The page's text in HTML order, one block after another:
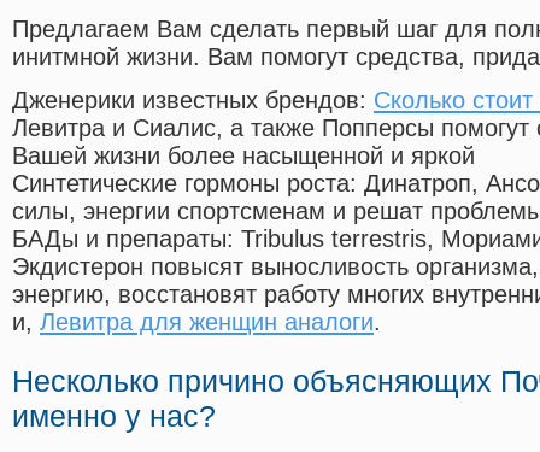
Предлагаем Вам сделать первый шаг для
инитмной жизни. Вам помогут средства,
Дженерики известных брендов: Сколько
Левитра и Сиалис, а также Попперсы помогут
Вашей жизни более насыщенной и яркой
Синтетические гормоны роста: Динатроп,
силы, энергии спортсменам и решат
БАДы и препараты: Tribulus terrestris,
Экдистерон повысят выносливость
энергию, восстановят работу многих
и, Левитра для женщин аналоги.
Несколько причино объясняющих
именно у нас?